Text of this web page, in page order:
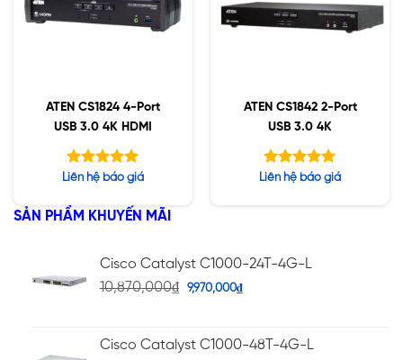
ATEN CS1824 4-Port
USB 3.0 4K HDMI
Được xếp
5 sao
Liên hệ báo giá
ATEN CS1842 2-Port
USB 3.0 4K
Được xếp
Liên hệ báo giá
SẢN PHẨM KHUYẾN MÃI
Cisco Catalyst C1000-24T-4G-L
10,870,000₫ 9,970,000₫
Cisco Catalyst C1000-48T-4G-L